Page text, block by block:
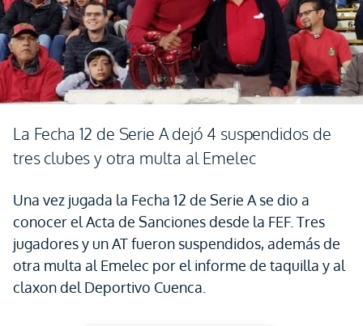
La Fecha 12 de Serie A dejó 4 suspendidos de
tres clubes y otra multa al Emelec
Una vez jugada la Fecha 12 de Serie A se dio a
conocer el Acta de Sanciones desde la FEF. Tres
jugadores y un AT fueron suspendidos, además de
otra multa al Emelec por el informe de taquilla y al
claxon del Deportivo Cuenca.